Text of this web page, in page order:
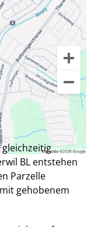
BL entstehen
Parzelle
gehobenem